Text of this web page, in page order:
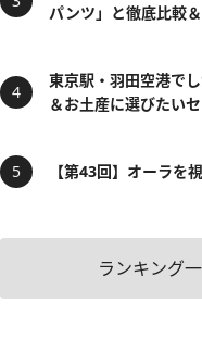
パンツ」と徹底比較
東京駅・羽田空港で
＆お土産に選びたい
【第43回】オーラを
ランキング